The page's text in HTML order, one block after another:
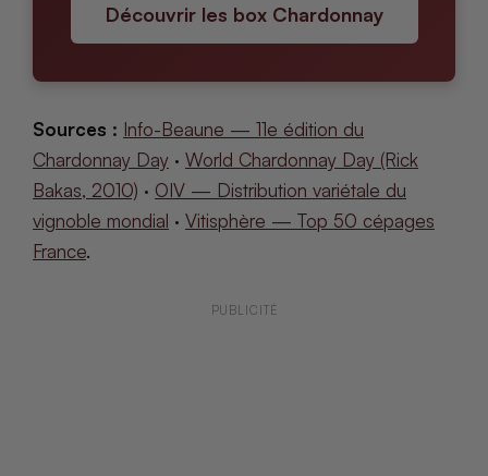
Découvrir les box Chardonnay
Sources : Info-Beaune — 11e édition du
Chardonnay Day · World Chardonnay Day (Rick
Bakas, 2010) · OIV — Distribution variétale du
vignoble mondial · Vitisphère — Top 50 cépages
France.
PUBLICITÉ